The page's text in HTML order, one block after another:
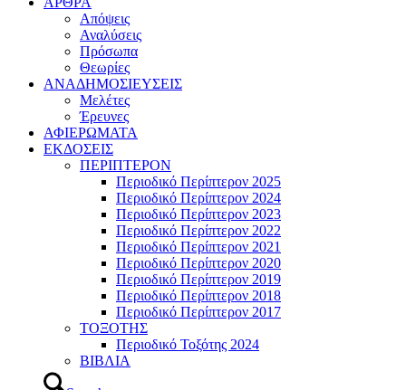
Απόψεις
Αναλύσεις
Πρόσωπα
Θεωρίες
ΑΝΑΔΗΜΟΣΙΕΥΣΕΙΣ
Μελέτες
Έρευνες
ΑΦΙΕΡΩΜΑΤΑ
ΕΚΔΟΣΕΙΣ
ΠΕΡΙΠΤΕΡΟΝ
Περιοδικό Περίπτερον 2025
Περιοδικό Περίπτερον 2024
Περιοδικό Περίπτερον 2023
Περιοδικό Περίπτερον 2022
Περιοδικό Περίπτερον 2021
Περιοδικό Περίπτερον 2020
Περιοδικό Περίπτερον 2019
Περιοδικό Περίπτερον 2018
Περιοδικό Περίπτερον 2017
ΤΟΞΟΤΗΣ
Περιοδικό Τοξότης 2024
ΒΙΒΛΙΑ